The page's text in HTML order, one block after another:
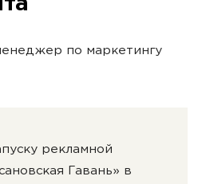
по маркетингу
рекламной
Гавань» в